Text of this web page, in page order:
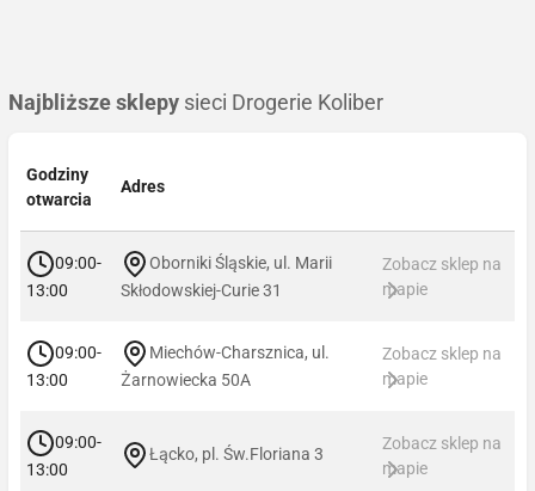
Najbliższe sklepy sieci Drogerie Koliber
Godziny
otwarcia
Adres
09:00-
13:00
Oborniki Śląskie, ul. Marii
Skłodowskiej-Curie 31
Zobacz sklep na
mapie
09:00-
13:00
Miechów-Charsznica, ul.
Żarnowiecka 50A
Zobacz sklep na
mapie
09:00-
13:00
Łącko, pl. Św.Floriana 3
Zobacz sklep na
mapie